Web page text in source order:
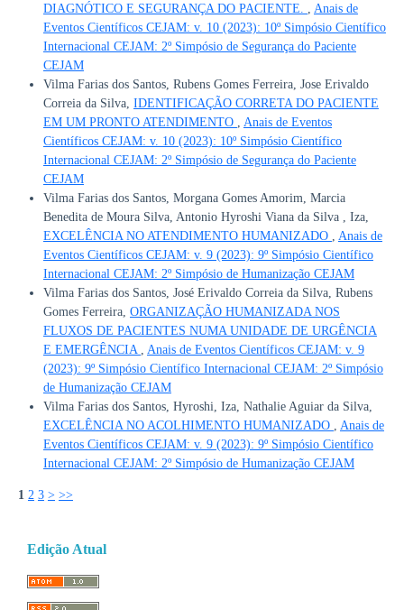
DIAGNÓTICO E SEGURANÇA DO PACIENTE.
Anais de
Eventos Científicos CEJAM: v. 10 (2023): 10º Simpósio Científico
Internacional CEJAM: 2º Simpósio de Segurança do Paciente
CEJAM
Vilma Farias dos Santos, Rubens Gomes Ferreira, Jose Erivaldo
Correia da Silva, IDENTIFICAÇÃO CORRETA DO PACIENTE
EM UM PRONTO ATENDIMENTO
Anais de Eventos
Científicos CEJAM: v. 10 (2023): 10º Simpósio Científico
Internacional CEJAM: 2º Simpósio de Segurança do Paciente
CEJAM
Vilma Farias dos Santos, Morgana Gomes Amorim, Marcia
Benedita de Moura Silva, Antonio Hyroshi Viana da Silva , Iza,
EXCELÊNCIA NO ATENDIMENTO HUMANIZADO
Anais de
Eventos Científicos CEJAM: v. 9 (2023): 9º Simpósio Científico
Internacional CEJAM: 2º Simpósio de Humanização CEJAM
Vilma Farias dos Santos, José Erivaldo Correia da Silva, Rubens
Gomes Ferreira, ORGANIZAÇÃO HUMANIZADA NOS
FLUXOS DE PACIENTES NUMA UNIDADE DE URGÊNCIA
E EMERGÊNCIA
Anais de Eventos Científicos CEJAM: v. 9
(2023): 9º Simpósio Científico Internacional CEJAM: 2º Simpósio
de Humanização CEJAM
Vilma Farias dos Santos, Hyroshi, Iza, Nathalie Aguiar da Silva,
EXCELÊNCIA NO ACOLHIMENTO HUMANIZADO
Anais de
Eventos Científicos CEJAM: v. 9 (2023): 9º Simpósio Científico
Internacional CEJAM: 2º Simpósio de Humanização CEJAM
1 2 3 > >>
Edição Atual